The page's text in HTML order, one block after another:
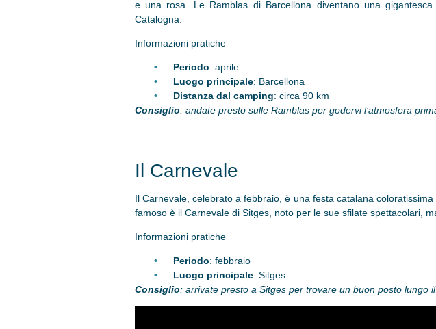
e una rosa. Le Ramblas di Barcellona diventano una
Catalogna.
Informazioni pratiche
Periodo: aprile
Luogo principale: Barcellona
Distanza dal camping: circa 90 km
Consiglio: andate presto sulle Ramblas per godervi l’atmosfera
Il Carnevale
Il Carnevale, celebrato a febbraio, è una festa catalana
famoso è il Carnevale di Sitges, noto per le sue sfilate spettacolari,
Informazioni pratiche
Periodo: febbraio
Luogo principale: Sitges
Consiglio: arrivate presto a Sitges per trovare un buon posto lungo